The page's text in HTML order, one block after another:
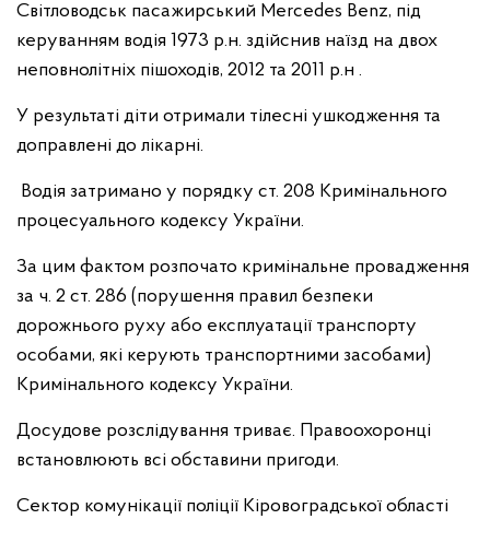
Світловодськ пасажирський Мercedes Benz, під
керуванням водія 1973 р.н. здійснив наїзд на двох
неповнолітніх пішоходів, 2012 та 2011 р.н .
У результаті діти отримали тілесні ушкодження та
доправлені до лікарні.
Водія затримано у порядку ст. 208 Кримінального
процесуального кодексу України.
За цим фактом розпочато кримінальне провадження
за ч. 2 ст. 286 (порушення правил безпеки
дорожнього руху або експлуатації транспорту
особами, які керують транспортними засобами)
Кримінального кодексу України.
Досудове розслідування триває. Правоохоронці
встановлюють всі обставини пригоди.
Сектор комунікації поліції Кіровоградської області